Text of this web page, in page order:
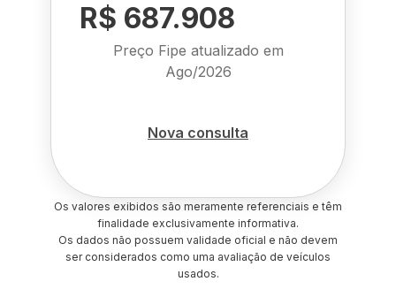
R$ 687.908
Preço Fipe atualizado em
Ago/2026
Nova consulta
Os valores exibidos são meramente referenciais e têm
finalidade exclusivamente informativa.
Os dados não possuem validade oficial e não devem
ser considerados como uma avaliação de veículos
usados.